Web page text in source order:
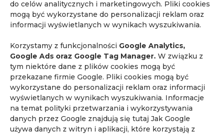
do celów analitycznych i marketingowych. Pliki cookies
mogą być wykorzystane do personalizacji reklam oraz
informacji wyświetlanych w wynikach wyszukiwania.
Korzystamy z funkcjonalności Google Analytics,
Google Ads oraz Google Tag Manager. W związku z
tym niektóre dane z plików cookies mogą być
przekazane firmie Google. Pliki cookies mogą być
wykorzystane do personalizacji reklam oraz informacji
wyświetlanych w wynikach wyszukiwania. Informacje
na temat polityki przetwarzania i wykorzystywania
danych przez Google znajdują się tutaj Jak Google
używa danych z witryn i aplikacji, które korzystają z
diagnostyki raka stercza w MR”
Wiadomości
53. edycja specjalistycznego kursu dla
lekarzy urologów z zakresu diagnostyki
nowotworów stercza metodą mpMRI.